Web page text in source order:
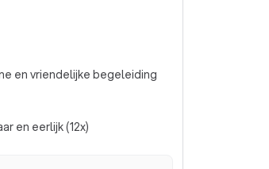
en vriendelijke begeleiding
en eerlijk(12x)